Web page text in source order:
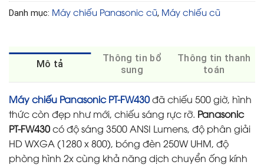
Danh mục: Máy chiếu Panasonic cũ, Máy chiếu cũ
Mô tả
Thông tin bổ
sung
Thông tin thanh
toán
Máy chiếu Panasonic PT-FW430đã chiếu 500 giờ, hình
thức còn đẹp như mới, chiếu sáng rực rỡ. Panasonic
PT-FW430có độ sáng 3500 ANSI Lumens, độ phân giải
HD WXGA (1280 x 800), bóng đèn 250W UHM, độ
phòng hình 2x cùng khả năng dịch chuyển ống kính